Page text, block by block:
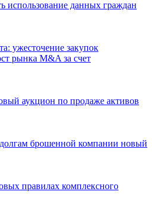
использование данных граждан
ужесточение закупок
рынка M&A за счет
аукцион по продаже активов
брошенной компании новый
правилах комплексного